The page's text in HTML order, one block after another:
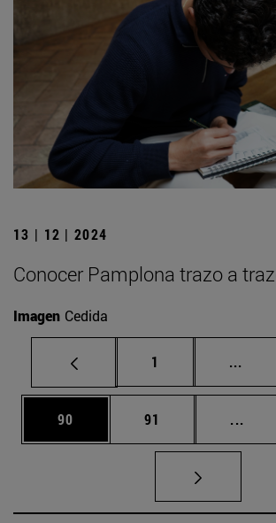
13 | 12 | 2024
Conocer Pamplona trazo a
Imagen Cedida
Página
1 ...
Página
90 Página
91 ...